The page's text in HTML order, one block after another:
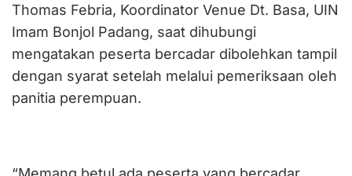
Thomas Febria, Koordinator Venue Dt. Basa, UIN
Imam Bonjol Padang, saat dihubungi
mengatakan peserta bercadar dibolehkan tampil
dengan syarat setelah melalui pemeriksaan oleh
panitia perempuan.